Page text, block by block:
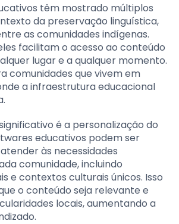
têm mostrado múltiplos
da preservação linguística,
as comunidades indígenas.
facilitam o acesso ao conteúdo
lugar e a qualquer momento.
comunidades que vivem em
a infraestrutura educacional
é a personalização do
educativos podem ser
às necessidades
comunidade, incluindo
e contextos culturais únicos. Isso
o conteúdo seja relevante e
locais, aumentando a